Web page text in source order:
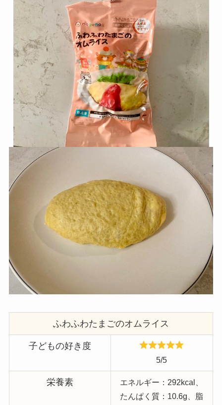
ふわふわたまごのオムライス
子どもの好き度
5/5
栄養素
エネルギー：292kcal、
たんぱく質：10.6g、脂